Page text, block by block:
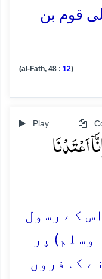
قوم بن
(al-Fath, 48 : 12)
Play
اَعۡتَدۡنَا
اس کے رسول
پر
کافروں